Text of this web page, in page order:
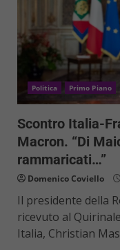
Politica Primo Piano
Scontro Italia-
Macron. “Di
rammaricati…”
Domenico Coviello
Il presidente della
ricevuto al
Italia, Christian